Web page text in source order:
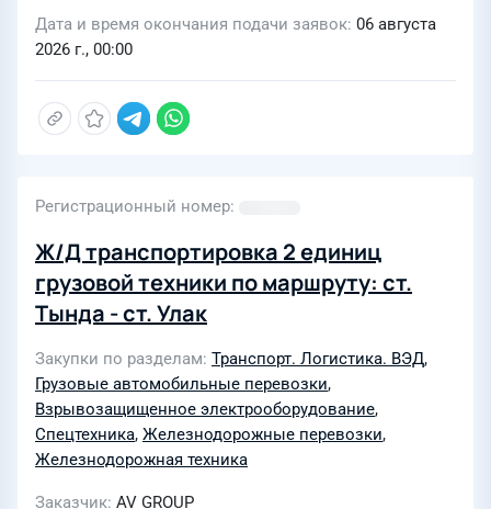
Дата и время окончания подачи заявок 06 августа
2026 г., 00:00
Регистрационный номер
Ж/Д транспортировка 2 единиц
грузовой техники по маршруту: ст.
Тында - ст. Улак
Закупки по разделам Транспорт. Логистика. ВЭД,
Грузовые автомобильные перевозки,
Взрывозащищенное электрооборудование,
Спецтехника, Железнодорожные перевозки,
Железнодорожная техника
Заказчик AV GROUP